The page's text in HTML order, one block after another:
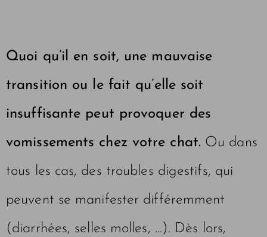
Quoi qu’il en soit, une mauvaise
transition ou le fait qu’elle soit
insuffisante peut provoquer des
vomissements chez votre chat.Ou dans
tous les cas, des troubles digestifs, qui
peuvent se manifester différemment
(diarrhées, selles molles, …). Dès lors,